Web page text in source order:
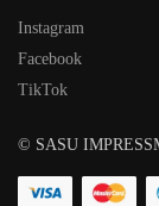
Instagram
Facebook
TikTok
© SASU